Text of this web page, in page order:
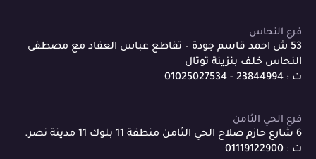
فرع النحاس
53 ش احمد قاسم جودة – تقاطع عباس العقاد مع مصطفى
النحاس خلف بنزينة توتال
ت : 23844994 - 01025027534
فرع الحي الثامن
6 شارع حازم صلاح الحي الثامن منطقة 11 بلوك 11 مدينة نصر.
ت : 01119122900